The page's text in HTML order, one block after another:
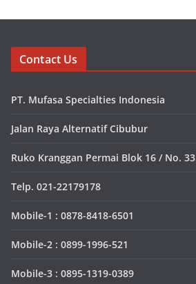
Contact Us
PT. Mufasa Specialties Indonesia
Jalan Raya Alternatif Cibubur
Ruko Kranggan Permai Blok 16 / No. 33
Telp. 021-22179178
Mobile-1 : 0878-8418-6501
Mobile-2 : 0899-1996-521
Mobile-3 : 0895-1319-0389